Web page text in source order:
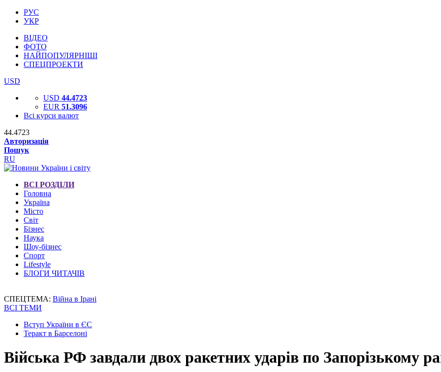
РУС
УКР
ВІДЕО
ФОТО
НАЙПОПУЛЯРНІШІ
СПЕЦПРОЕКТИ
USD
USD 44.4723
EUR 51.3096
Всі курси валют
44.4723
Авторизація
Пошук
RU
ВСІ РОЗДІЛИ
Головна
Україна
Місто
Світ
Бізнес
Наука
Шоу-бізнес
Спорт
Lifestyle
БЛОГИ ЧИТАЧІВ
СПЕЦТЕМА: Війна в Ірані
ВСІ ТЕМИ
Вступ України в ЄС
Теракт в Барселоні
Війська РФ завдали двох ракетних ударів по Запорізькому